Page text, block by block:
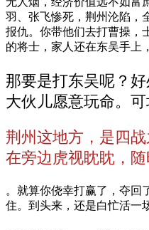
羽、张飞惨死，荆州沦陷，
报仇。你带他们去打曹操，
的将士，家人还在东吴手上
那要是打东吴呢？
大伙儿愿意玩命。可
荆州这地方，是四
在旁边虎视眈眈，
。就算你侥幸打赢了，夺回
住。到头来，还是白忙活一